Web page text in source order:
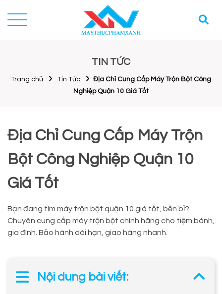
TIN TỨC
Trang chủ Tin Tức
Địa Chỉ Cung Cấp Máy Trộn Bột Công
Nghiệp Quận 10 Giá Tốt
Địa Chỉ Cung Cấp Máy Trộn
Bột Công Nghiệp Quận 10
Giá Tốt
Bạn đang tìm máy trộn bột quận 10 giá tốt, bền bỉ?
Chuyên cung cấp máy trộn bột chính hãng cho tiệm bánh,
gia đình. Bảo hành dài hạn, giao hàng nhanh.
Nội dung bài viết: